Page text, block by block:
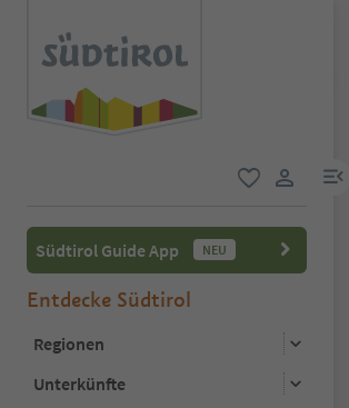
Südtirol Guide App NEU
Entdecke Südtirol
Regionen
Unterkünfte